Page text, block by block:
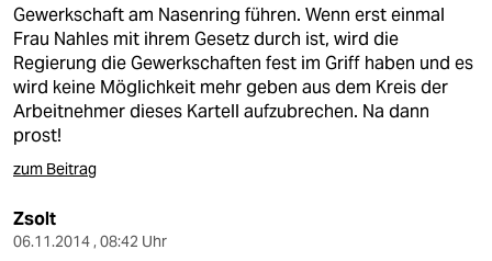
Gewerkschaft am Nasenring führen. Wenn erst einmal
Frau Nahles mit ihrem Gesetz durch ist, wird die
Regierung die Gewerkschaften fest im Griff haben und es
wird keine Möglichkeit mehr geben aus dem Kreis der
Arbeitnehmer dieses Kartell aufzubrechen. Na dann
prost!
zum Beitrag
Zsolt
06.11.2014 , 08:42 Uhr